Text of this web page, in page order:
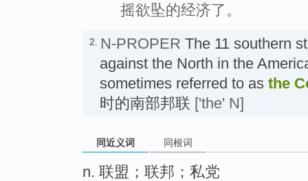
摇欲坠的经济了。
2. N-PROPER The 11 southern
against the North in the
sometimes referred to as the
时的南部邦联 ['the' N]
同近义词 同根词
n. 联盟；联邦；私党